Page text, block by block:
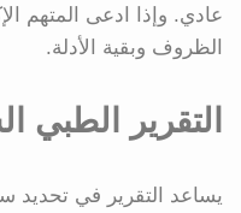
عادي. وإذا ادعى المتهم
الظروف وبقية الأدلة.
التقرير الطبي
يساعد التقرير في تحديد